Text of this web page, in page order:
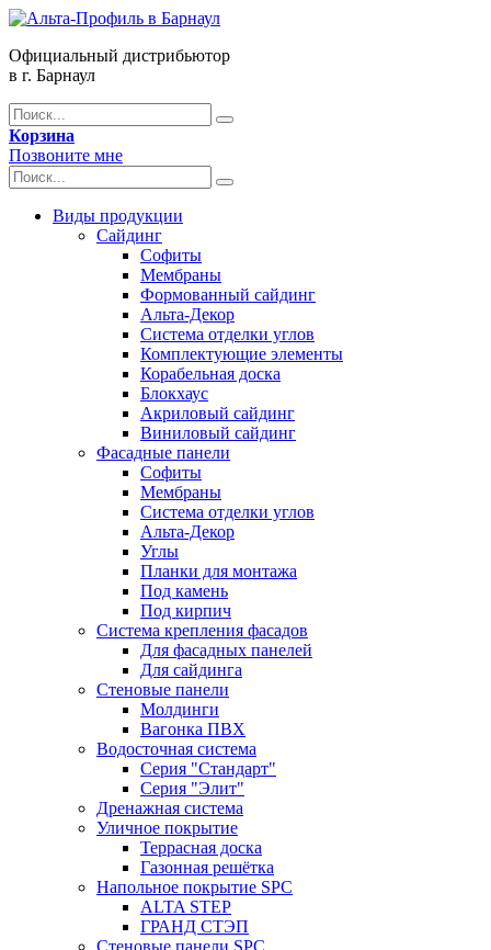
Официальный дистрибьютор
в г. Барнаул
Корзина
Позвоните мне
Виды продукции
Сайдинг
Софиты
Мембраны
Формованный сайдинг
Альта-Декор
Система отделки углов
Комплектующие элементы
Корабельная доска
Блокхаус
Акриловый сайдинг
Виниловый сайдинг
Фасадные панели
Софиты
Мембраны
Система отделки углов
Альта-Декор
Углы
Планки для монтажа
Под камень
Под кирпич
Система крепления фасадов
Для фасадных панелей
Для сайдинга
Стеновые панели
Молдинги
Вагонка ПВХ
Водосточная система
Серия "Стандарт"
Серия "Элит"
Дренажная система
Уличное покрытие
Террасная доска
Газонная решётка
Напольное покрытие SPC
ALTA STEP
ГРАНД СТЭП
Стеновые панели SPC